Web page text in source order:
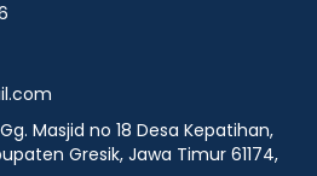
Masjid no 18 Desa Kepatihan,
Gresik, Jawa Timur 61174,